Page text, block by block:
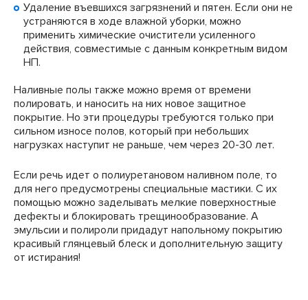
Удаление въевшихся загрязнений и пятен. Если они не
устраняются в ходе влажной уборки, можно
применить химические очистители усиленного
действия, совместимые с данным конкретным видом
НП.
Наливные полы также можно время от времени
полировать, и наносить на них новое защитное
покрытие. Но эти процедуры требуются только при
сильном износе полов, который при небольших
нагрузках наступит не раньше, чем через 20-30 лет.
Если речь идет о полиуретановом наливном поле, то
для него предусмотрены специальные мастики. С их
помощью можно заделывать мелкие поверхностные
дефекты и блокировать трещинообразование. А
эмульсии и полироли придадут напольному покрытию
красивый глянцевый блеск и дополнительную защиту
от истирания!